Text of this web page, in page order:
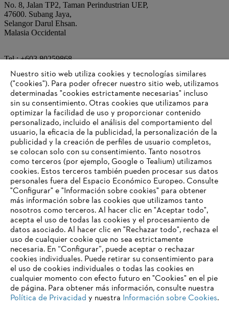
No. 8, Jalan TP2, Taman Perindustrian UEP,
47600. Subang Jaya,
Selangor Darul Ehsan.
Malasia Occidental
Tel.: +603 80259868
Correo electrónico:stihl@thkpt.com
Internet:https://stihl-thk.com.my/
Información para proveedores
Productos
Contacto
Carrera profesional
Sistema de denuncia de irregularidades
Nuestro sitio web utiliza cookies y tecnologías similares
("cookies"). Para poder ofrecer nuestro sitio web, utilizamos
determinadas "cookies estrictamente necesarias" incluso
sin su consentimiento. Otras cookies que utilizamos para
optimizar la facilidad de uso y proporcionar contenido
personalizado, incluido el análisis del comportamiento del
usuario, la eficacia de la publicidad, la personalización de la
publicidad y la creación de perfiles de usuario completos,
se colocan solo con su consentimiento. Tanto nosotros
como terceros (por ejemplo, Google o Tealium) utilizamos
cookies. Estos terceros también pueden procesar sus datos
personales fuera del Espacio Económico Europeo. Consulte
"Configurar" e "Información sobre cookies" para obtener
más información sobre las cookies que utilizamos tanto
nosotros como terceros. Al hacer clic en "Aceptar todo",
acepta el uso de todas las cookies y el procesamiento de
datos asociado. Al hacer clic en "Rechazar todo", rechaza el
uso de cualquier cookie que no sea estrictamente
necesaria. En “Configurar”, puede aceptar o rechazar
cookies individuales. Puede retirar su consentimiento para
el uso de cookies individuales o todas las cookies en
cualquier momento con efecto futuro en "Cookies" en el pie
de página. Para obtener más información, consulte nuestra
Política de Privacidad y nuestra Información sobre Cookies.